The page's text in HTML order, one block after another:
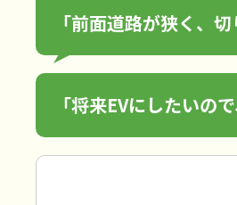
「前面道路が狭く、
「将来EVにしたいの